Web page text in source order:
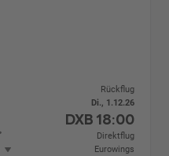
Rückflug
Di., 1.12.26
DXB 18:00
Direktflug
Eurowings